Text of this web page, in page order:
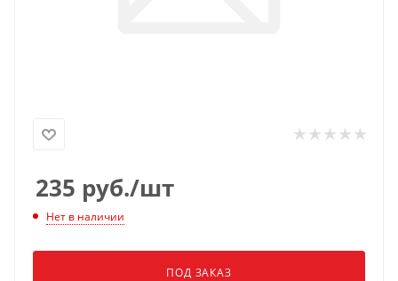
235 руб./шт
Нет в наличии
ПОД ЗАКАЗ